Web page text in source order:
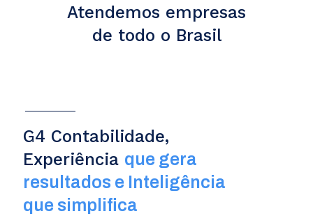
Atendemos empresas
de todo o Brasil
G4 Contabilidade,
Experiência que gera
resultados e Inteligência
que simplifica